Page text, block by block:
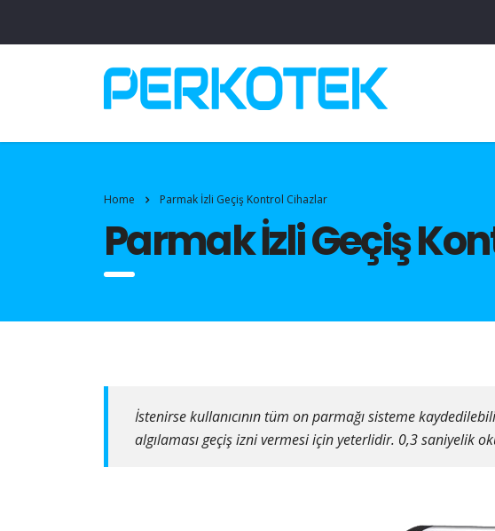
Home Parmak İzli Geçiş Kontrol Cihazlar
Parmak İzli Geçiş
İstenirse kullanıcının tüm on parmağı sisteme
algılaması geçiş izni vermesi için yeterlidir. 0,3 saniyelik